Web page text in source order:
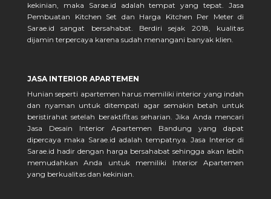
kekinian, maka Sarae.id adalah tempat yang tepat. Jasa
Pembuatan Kitchen Set dan Harga Kitchen Per Meter di
Sarae.id sangat bersahabat. Berdiri sejak 2018, kualitas
dijamin terpercaya karena sudah menangani banyak klien.
JASA INTERIOR APARTEMEN
Hunian seperti apartemen harus memiliki interior yang indah
dan nyaman untuk ditempati agar semakin betah untuk
beristirahat setelah beraktifitas seharian. Jika Anda mencari
Jasa Desain Interior Apartemen Bandung yang dapat
dipercaya maka Sarae.id adalah tempatnya. Jasa Interior di
Sarae.id hadir dengan harga bersahabat sehingga akan lebih
memudahkan Anda untuk memiliki Interior Apartemen
yang berkualitas dan kekinian.